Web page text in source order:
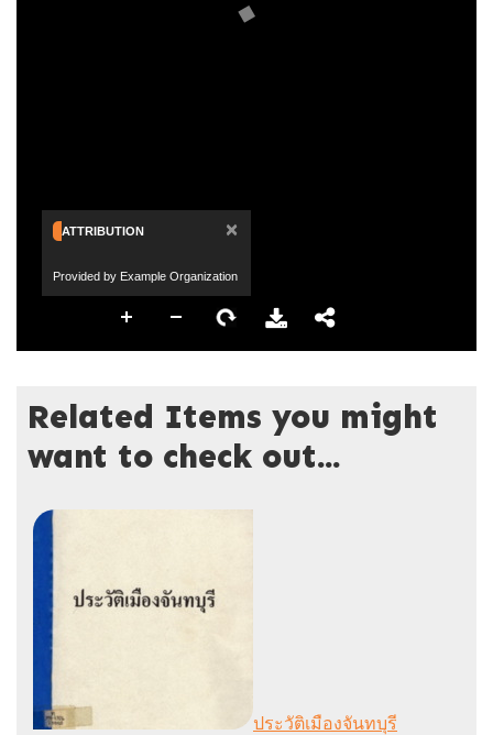
ATTRIBUTION ×
Provided by Example Organization
Related Items you might
want to check out...
ประวัติเมืองจันทบุรี